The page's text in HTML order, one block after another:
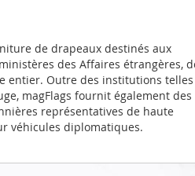
de drapeaux destinés aux
des Affaires étrangères,
entier. Outre des institutions telles
magFlags fournit également des
représentatives de haute
véhicules diplomatiques.